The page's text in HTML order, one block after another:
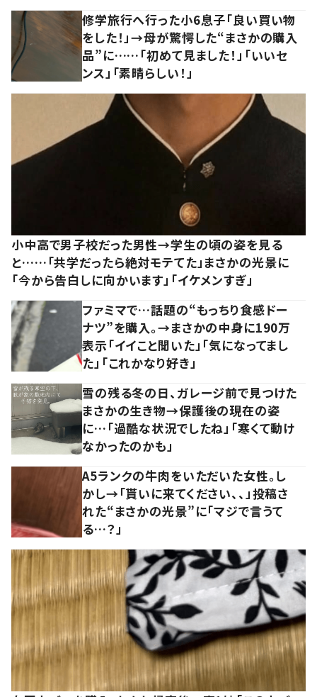
修学旅行へ行った小6息子「良い買い物
をした！」→母が驚愕した“まさかの購入
品”に……「初めて見ました！」「いいセ
ンス」「素晴らしい！」
小中高で男子校だった男性→学生の頃の姿を見る
と……「共学だったら絶対モテてた」まさかの光景に
「今から告白しに向かいます」「イケメンすぎ」
ファミマで…話題の“もっちり食感ドー
ナツ”を購入。→まさかの中身に190万
表示「イイこと聞いた」「気になってまし
た」「これかなり好き」
雪の残る冬の日、ガレージ前で見つけた
まさかの生き物→保護後の現在の姿
に…「過酷な状況でしたね」「寒くて動け
なかったのかも」
A5ランクの牛肉をいただいた女性。し
かし→「貰いに来てください、、」投稿さ
れた“まさかの光景”に「マジで言うて
る…？」